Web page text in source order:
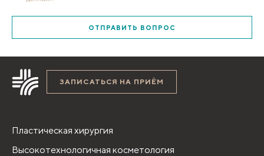
ОТПРАВИТЬ ВОПРОС
ЗАПИСАТЬСЯ НА ПРИЁМ
Пластическая хирургия
Высокотехнологичная косметология